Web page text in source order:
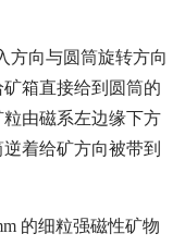
方向与圆筒旋转方向
箱直接给到圆筒的
由磁系左边缘下方
着给矿方向被带到
的细粒强磁性矿物